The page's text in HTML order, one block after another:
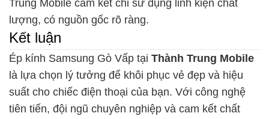
Trung Mobile cam kết chỉ sử dụng linh kiện chất
lượng, có nguồn gốc rõ ràng.
Kết luận
Ép kính Samsung Gò Vấp tại Thành Trung Mobile
là lựa chọn lý tưởng để khôi phục vẻ đẹp và hiệu
suất cho chiếc điện thoại của bạn. Với công nghệ
tiên tiến, đội ngũ chuyên nghiệp và cam kết chất